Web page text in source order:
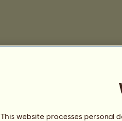
This website processes personal